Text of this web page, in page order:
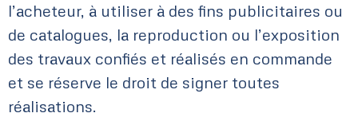
l’acheteur, à utiliser à des fins publicitaires ou
de catalogues, la reproduction ou l’exposition
des travaux confiés et réalisés en commande
et se réserve le droit de signer toutes
réalisations.